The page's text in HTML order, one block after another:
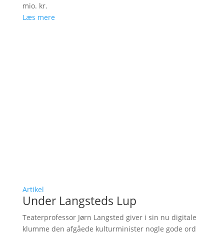
mio. kr.
Læs mere
Artikel
Under Langsteds Lup
Teaterprofessor Jørn Langsted giver i sin nu digitale
klumme den afgåede kulturminister nogle gode ord